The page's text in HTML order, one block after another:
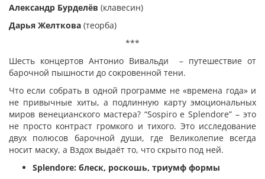
Александр Бурделёв (клавесин)
Дарья Желткова (теорба)
***
Шесть концертов Антонио Вивальди – путешествие от
барочной пышности до сокровенной тени.
Что если собрать в одной программе не «времена года» и
не привычные хиты, а подлинную карту эмоциональных
миров венецианского мастера? “Sospiro e Splendore” – это
не просто контраст громкого и тихого. Это исследование
двух полюсов барочной души, где Великолепие всегда
носит маску, а Вздох выдаёт то, что скрыто под ней.
Splendore: блеск, роскошь, триумф формы